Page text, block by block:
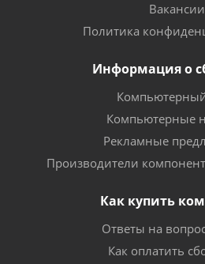
Вакансии
Политика
Информация о
Компьютерные
Рекламные
Производители
Как купить
Ответы на
Как оплатить